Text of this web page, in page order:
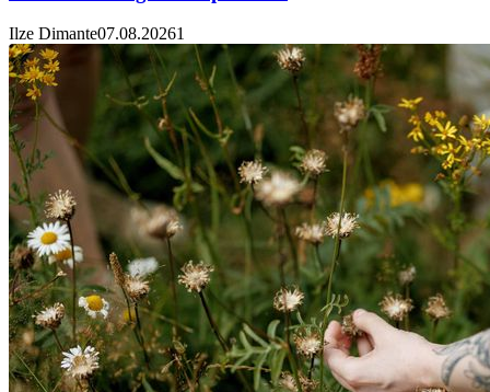
Ilze Dimante07.08.20261